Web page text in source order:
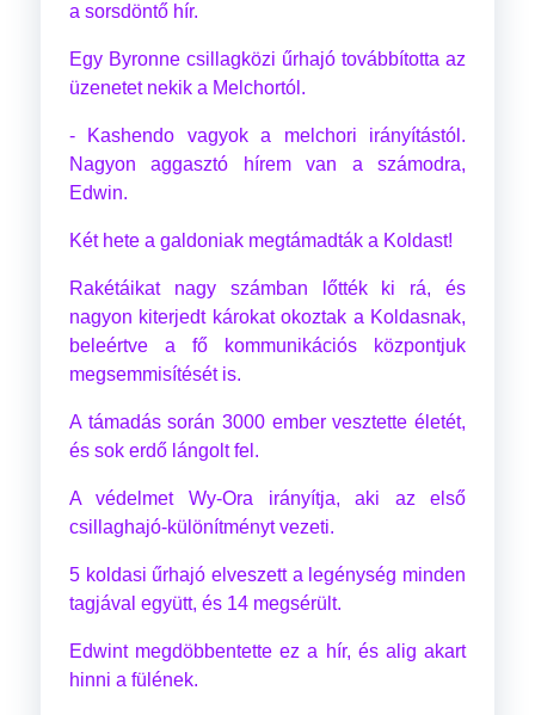
a sorsdöntő hír.
Egy Byronne csillagközi űrhajó továbbította az
üzenetet nekik a Melchortól.
- Kashendo vagyok a melchori irányítástól.
Nagyon aggasztó hírem van a számodra,
Edwin.
Két hete a galdoniak megtámadták a Koldast!
Rakétáikat nagy számban lőtték ki rá, és
nagyon kiterjedt károkat okoztak a Koldasnak,
beleértve a fő kommunikációs központjuk
megsemmisítését is.
A támadás során 3000 ember vesztette életét,
és sok erdő lángolt fel.
A védelmet Wy-Ora irányítja, aki az első
csillaghajó-különítményt vezeti.
5 koldasi űrhajó elveszett a legénység minden
tagjával együtt, és 14 megsérült.
Edwint megdöbbentette ez a hír, és alig akart
hinni a fülének.